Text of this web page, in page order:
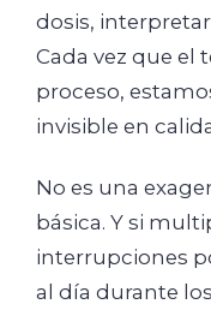
dosis,
Cada vez que el
proceso,
invisible en
No es una
básica. Y si
interrupciones
al día durante